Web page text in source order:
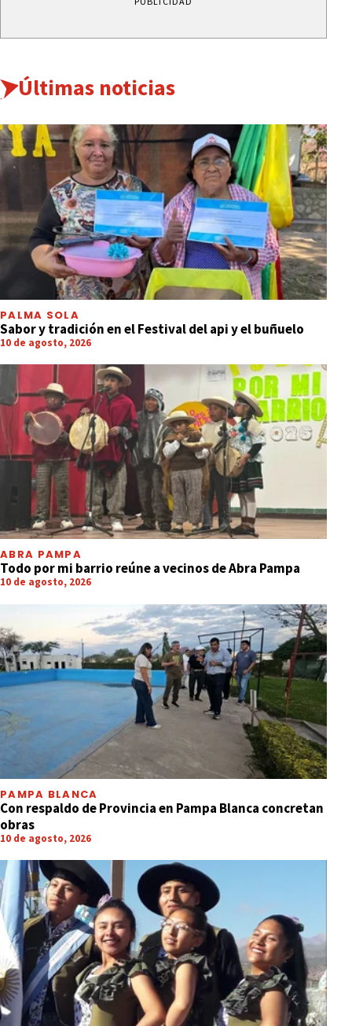
Últimas noticias
PALMA SOLA
Sabor y tradición en el Festival del api y el buñuelo
10 de agosto, 2026
ABRA PAMPA
Todo por mi barrio reúne a vecinos de Abra Pampa
10 de agosto, 2026
PAMPA BLANCA
Con respaldo de Provincia en Pampa Blanca concretan
obras
10 de agosto, 2026